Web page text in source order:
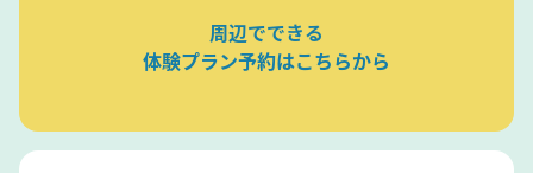
周辺でできる
体験プラン予約はこちらから